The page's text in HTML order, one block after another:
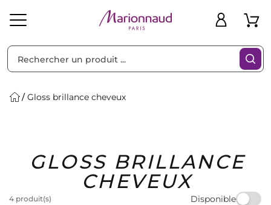
Solaire Homme Marques Idées
Cadeaux
Bons
Plans
Gloss brillance cheveux
GLOSS BRILLANCE
CHEVEUX
4 produit(s) Disponible
Filtres